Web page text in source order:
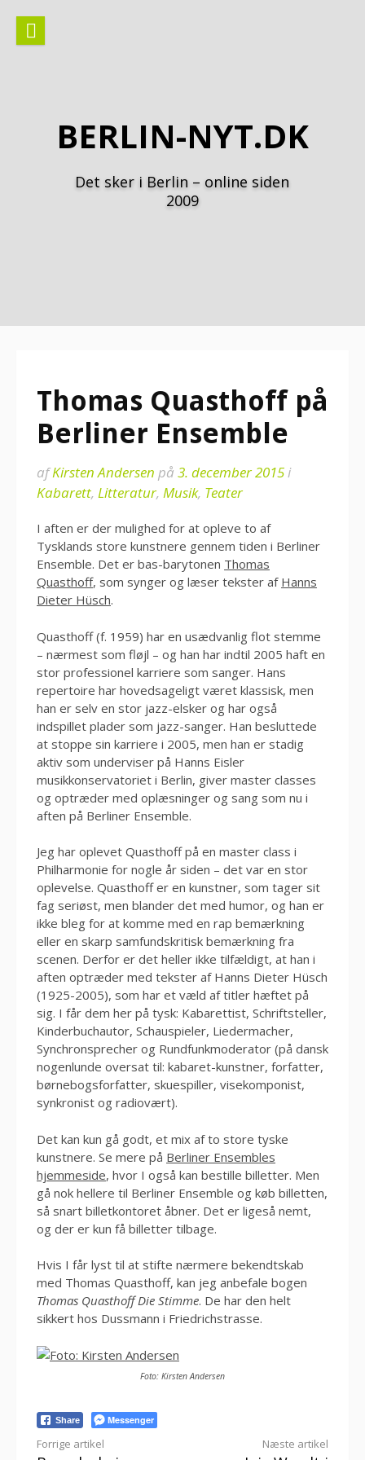
indhold
BERLIN-NYT.DK
Det sker i Berlin – online siden
2009
Thomas Quasthoff på
Berliner Ensemble
afKirsten Andersen på 3. december 2015i
Kabarett, Litteratur, Musik, Teater
I aften er der mulighed for at opleve to af
Tysklands store kunstnere gennem tiden i Berliner
Ensemble. Det er bas-barytonen Thomas
Quasthoff, som synger og læser tekster af Hanns
Dieter Hüsch.
Quasthoff (f. 1959) har en usædvanlig flot stemme
– nærmest som fløjl – og han har indtil 2005 haft en
stor professionel karriere som sanger. Hans
repertoire har hovedsageligt været klassisk, men
han er selv en stor jazz-elsker og har også
indspillet plader som jazz-sanger. Han besluttede
at stoppe sin karriere i 2005, men han er stadig
aktiv som underviser på Hanns Eisler
musikkonservatoriet i Berlin, giver master classes
og optræder med oplæsninger og sang som nu i
aften på Berliner Ensemble.
Jeg har oplevet Quasthoff på en master class i
Philharmonie for nogle år siden – det var en stor
oplevelse. Quasthoff er en kunstner, som tager sit
fag seriøst, men blander det med humor, og han er
ikke bleg for at komme med en rap bemærkning
eller en skarp samfundskritisk bemærkning fra
scenen. Derfor er det heller ikke tilfældigt, at han i
aften optræder med tekster af Hanns Dieter Hüsch
(1925-2005), som har et væld af titler hæftet på
sig. I får dem her på tysk: Kabarettist, Schriftsteller,
Kinderbuchautor, Schauspieler, Liedermacher,
Synchronsprecher og Rundfunkmoderator (på dansk
nogenlunde oversat til: kabaret-kunstner, forfatter,
børnebogsforfatter, skuespiller, visekomponist,
synkronist og radiovært).
Det kan kun gå godt, et mix af to store tyske
kunstnere. Se mere på Berliner Ensembles
hjemmeside, hvor I også kan bestille billetter. Men
gå nok hellere til Berliner Ensemble og køb billetten,
så snart billetkontoret åbner. Det er ligeså nemt,
og der er kun få billetter tilbage.
Hvis I får lyst til at stifte nærmere bekendtskab
med Thomas Quasthoff, kan jeg anbefale bogen
Thomas Quasthoff Die Stimme. De har den helt
sikkert hos Dussmann i Friedrichstrasse.
Foto: Kirsten Andersen
Share Messenger
Læs
Forrige artikel Næste artikel